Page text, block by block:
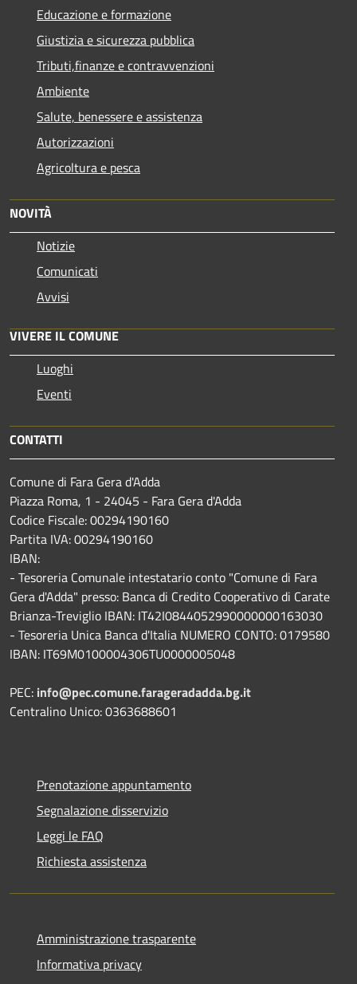
Educazione e formazione
Giustizia e sicurezza pubblica
Tributi,finanze e contravvenzioni
Ambiente
Salute, benessere e assistenza
Autorizzazioni
Agricoltura e pesca
NOVITÀ
Notizie
Comunicati
Avvisi
VIVERE IL COMUNE
Luoghi
Eventi
CONTATTI
Comune di Fara Gera d'Adda
Piazza Roma, 1 - 24045 - Fara Gera d'Adda
Codice Fiscale: 00294190160
Partita IVA: 00294190160
IBAN:
- Tesoreria Comunale intestatario conto "Comune di Fara
Gera d'Adda" presso: Banca di Credito Cooperativo di Carate
Brianza-Treviglio IBAN: IT42I0844052990000000163030
- Tesoreria Unica Banca d'Italia NUMERO CONTO: 0179580
IBAN: IT69M0100004306TU0000005048
PEC: info@pec.comune.farageradadda.bg.it
Centralino Unico: 0363688601
Prenotazione appuntamento
Segnalazione disservizio
Leggi le FAQ
Richiesta assistenza
Amministrazione trasparente
Informativa privacy